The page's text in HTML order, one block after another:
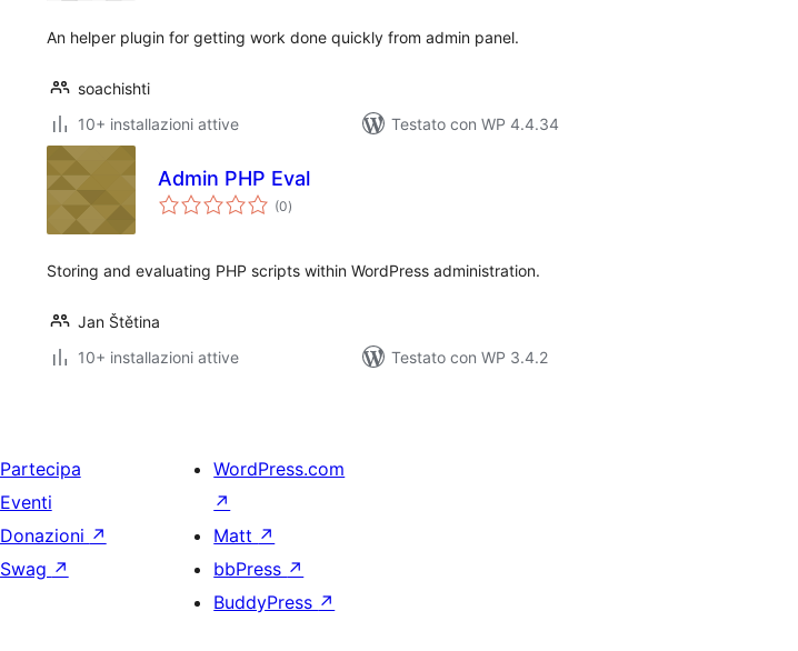
An helper plugin for getting work done quickly from admin panel.
soachishti
10+ installazioni attive
Testato con WP 4.4.34
Admin PHP Eval
(0valutazioni
totali
)
Storing and evaluating PHP scripts within WordPress administration.
Jan Štětina
10+ installazioni attive
Testato con WP 3.4.2
Partecipa
Eventi
Donazioni ↗
Swag ↗
WordPress.com
↗
Matt ↗
bbPress ↗
BuddyPress ↗